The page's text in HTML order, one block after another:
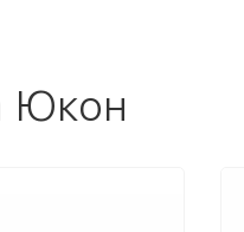
Юкон